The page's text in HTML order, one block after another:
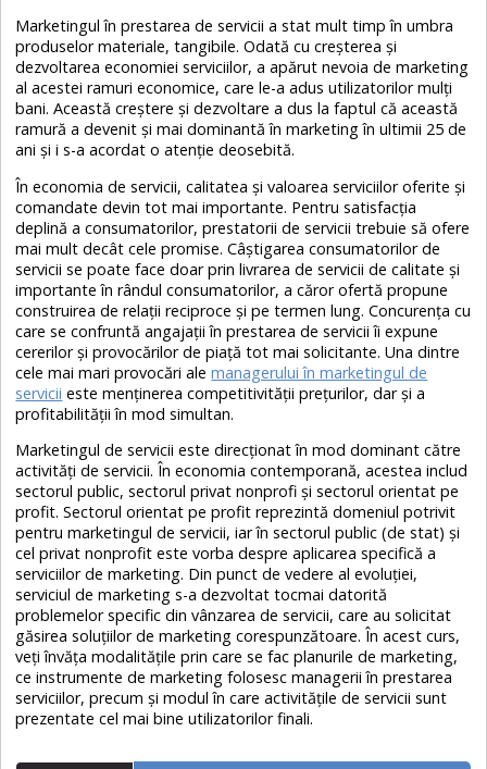
Marketingul în prestarea de servicii a stat mult timp în umbra
produselor materiale, tangibile. Odată cu creșterea și
dezvoltarea economiei serviciilor, a apărut nevoia de marketing
al acestei ramuri economice, care le-a adus utilizatorilor mulți
bani. Această creștere și dezvoltare a dus la faptul că această
ramură a devenit și mai dominantă în marketing în ultimii 25 de
ani și i s-a acordat o atenție deosebită.
În economia de servicii, calitatea și valoarea serviciilor oferite și
comandate devin tot mai importante. Pentru satisfacția
deplină a consumatorilor, prestatorii de servicii trebuie să ofere
mai mult decât cele promise. Câștigarea consumatorilor de
servicii se poate face doar prin livrarea de servicii de calitate și
importante în rândul consumatorilor, a căror ofertă propune
construirea de relații reciproce și pe termen lung. Concurența cu
care se confruntă angajații în prestarea de servicii îi expune
cererilor și provocărilor de piață tot mai solicitante. Una dintre
cele mai mari provocări alemanagerului în marketingul de
servicii este menținerea competitivității prețurilor, dar și a
profitabilității în mod simultan.
Marketingul de servicii este direcționat în mod dominant către
activități de servicii. În economia contemporană, acestea includ
sectorul public, sectorul privat nonprofi și sectorul orientat pe
profit. Sectorul orientat pe profit reprezintă domeniul potrivit
pentru marketingul de servicii, iar în sectorul public (de stat) și
cel privat nonprofit este vorba despre aplicarea specifică a
serviciilor de marketing. Din punct de vedere al evoluției,
serviciul de marketing s-a dezvoltat tocmai datorită
problemelor specific din vânzarea de servicii, care au solicitat
găsirea soluțiilor de marketing corespunzătoare. În acest curs,
veți învăța modalitățile prin care se fac planurile de marketing,
ce instrumente de marketing folosesc managerii în prestarea
serviciilor, precum și modul în care activitățile de servicii sunt
prezentate cel mai bine utilizatorilor finali.